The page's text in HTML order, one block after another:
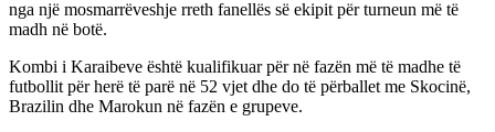
nga një mosmarrëveshje rreth fanellës së ekipit për turneun më të
madh në botë.
Kombi i Karaibeve është kualifikuar për në fazën më të madhe të
futbollit për herë të parë në 52 vjet dhe do të përballet me Skocinë,
Brazilin dhe Marokun në fazën e grupeve.